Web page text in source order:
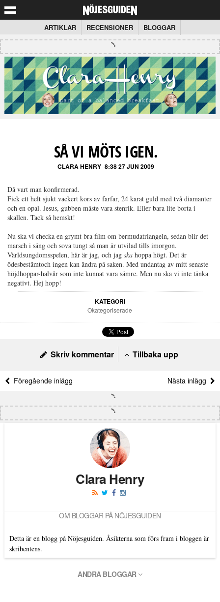
ARTIKLAR RECENSIONER BLOGGAR
SÅ VI MÖTS IGEN.
CLARA HENRY 8:38 27 JUN 2009
Då vart man konfirmerad.
Fick ett helt sjukt vackert kors av farfar, 24 karat guld med två diamanter
och en opal. Jesus, gubben måste vara stenrik. Eller bara lite borta i
skallen. Tack så hemskt!
Nu ska vi checka en grymt bra film om bermudatriangeln, sedan blir det
marsch i säng och sova tungt så man är utvilad tills imorgon.
Världsungdomsspelen, här är jag, och jag ska hoppa högt. Det är
ödesbestämtoch ingen kan ändra på saken. Med undantag av mitt senaste
höjdhoppar-halvår som inte kunnat vara sämre. Men nu ska vi inte tänka
negativt. Hej hopp!
KATEGORI
Okategoriserade
Skriv kommentar Tillbaka upp
Föregående inlägg Nästa inlägg
Clara Henry
OM BLOGGAR PÅ NÖJESGUIDEN
Detta är en blogg på Nöjesguiden. Åsikterna som förs fram i bloggen är
skribentens.
ANDRA BLOGGAR